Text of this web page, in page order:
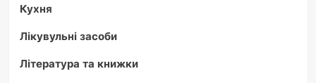
Кухня
Лікувульні засоби
Література та книжки